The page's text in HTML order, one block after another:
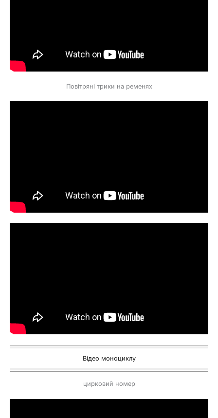
Повітряні трики на ременях
Відео моноциклу
цирковий номер